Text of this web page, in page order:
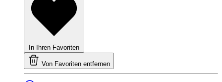
In Ihren Favoriten
Von Favoriten entfernen